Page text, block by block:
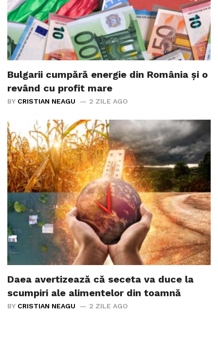
Bulgarii cumpără energie din România și o
revând cu profit mare
BY CRISTIAN NEAGU 2 ZILE AGO
Daea avertizează că seceta va duce la
scumpiri ale alimentelor din toamnă
BY CRISTIAN NEAGU 2 ZILE AGO